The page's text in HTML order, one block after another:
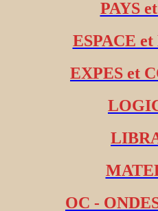
PAYS
ESPACE
EXPES et
OC -